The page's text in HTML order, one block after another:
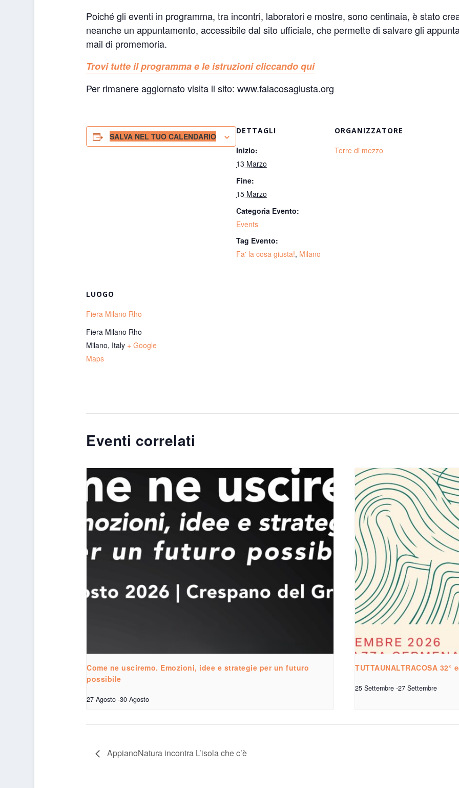
Poiché gli eventi in programma, tra incontri, laboratori e mostre, sono centinaia, è stato
neanche un appuntamento, accessibile dal sito ufficiale, che permette di salvare gli
mail di promemoria.
Trovi tutte il programma e le istruzioni cliccando qui
Per rimanere aggiornato visita il sito: www.falacosagiusta.org
SALVA NEL TUO CALENDARIO
DETTAGLI
Inizio:
13 Marzo
Fine:
15 Marzo
Categoria Evento:
Events
Tag Evento:
Fa' la cosa giusta!, Milano
ORGANIZZATORE
Terre di mezzo
LUOGO
Fiera Milano Rho
Fiera Milano Rho
Milano, Italy + Google
Maps
Eventi correlati
Come ne usciremo. Emozioni, idee e strategie per un futuro
possibile
27 Agosto -30 Agosto
TUTTAUNALTRACOSA 32°
25 Settembre -27 Settembre
AppianoNatura incontra L’isola che c’è